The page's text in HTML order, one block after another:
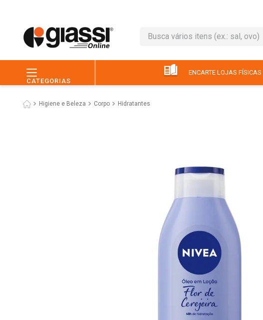
Busca vários itens (ex.: sal, ovo)
CATEGORIAS
ENCARTE LOJAS FÍSICAS
Higiene e Beleza Corpo Hidratantes
leite
ovo
macarrão
º